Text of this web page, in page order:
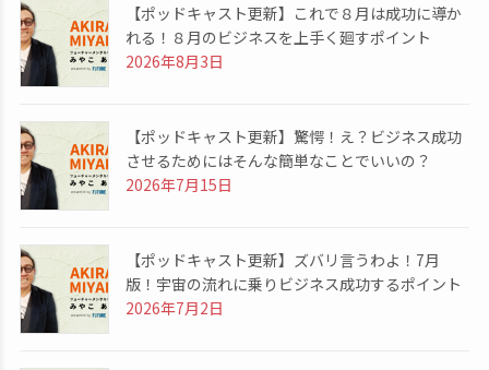
【ポッドキャスト更新】これで８月は成功に導か
れる！８月のビジネスを上手く廻すポイント
2026年8月3日
【ポッドキャスト更新】驚愕！え？ビジネス成功
させるためにはそんな簡単なことでいいの？
2026年7月15日
【ポッドキャスト更新】ズバリ言うわよ！7月
版！宇宙の流れに乗りビジネス成功するポイント
2026年7月2日